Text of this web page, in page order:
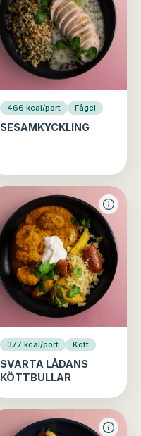
466 kcal/port Fågel
SESAMKYCKLING
377 kcal/port Kött
SVARTA LÅDANS
KÖTTBULLAR